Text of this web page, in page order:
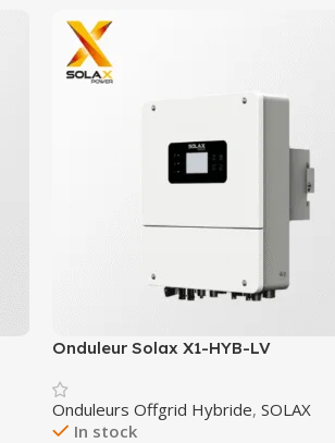
Onduleur Solax X1-HYB-LV
Onduleurs Offgrid Hybride, SOLAX
In stock